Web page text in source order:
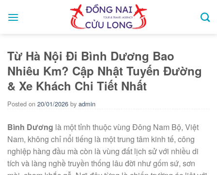
Từ Hà Nội Đi Bình Dương Bao
Nhiêu Km? Cập Nhật Tuyến Đường
& Xe Khách Chi Tiết Nhất
Posted on 20/01/2026 by admin
Bình Dương là một tỉnh thuộc vùng Đông Nam Bộ, Việt
Nam, không chỉ nổi tiếng là một trung tâm kinh tế, công
nghiệp hàng đầu mà còn là vùng đất lịch sử với nhiều di
tích và làng nghề truyền thống lâu đời như gốm sứ, sơn